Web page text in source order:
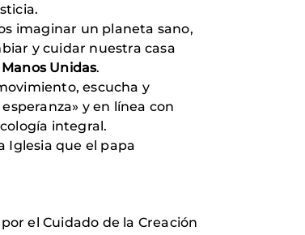
imaginar un planeta sano,
y cuidar nuestra casa
Unidas.
escucha y
y en línea con
integral.
Iglesia que el papa
el Cuidado de la Creación